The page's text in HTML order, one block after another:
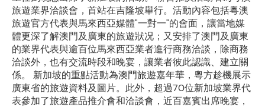
旅遊業界洽談會，首站在吉隆坡舉行。活動內容包括粵澳
旅遊官方代表與馬來西亞媒體"一對一"的會面，讓當地媒
體更深了解澳門及廣東的旅遊狀况；又安排了澳門及廣東
的業界代表與逾百位馬來西亞業者進行商務洽談，除商務
洽談外，也有交流時段和晚宴，讓業者彼此認識、建立關
係。 新加坡的重點活動為澳門旅遊嘉年華，粵方趁機展示
廣東省的旅遊資料及圖片。此外，超過70位新加坡業界代
表參加了旅遊產品推介會和洽談會，近百嘉賓出席晚宴，